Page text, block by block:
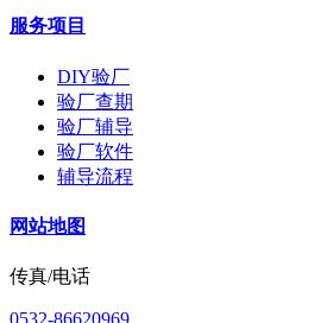
服务项目
DIY验厂
验厂查期
验厂辅导
验厂软件
辅导流程
网站地图
传真/电话